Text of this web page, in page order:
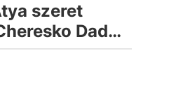
szeret
Dad